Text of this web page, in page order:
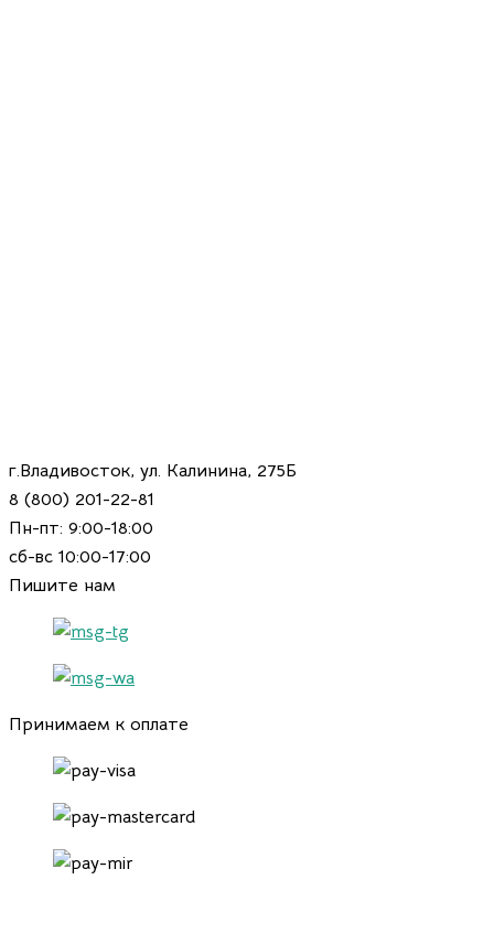
г.Владивосток, ул. Калинина, 275Б
8 (800) 201-22-81
Пн-пт: 9:00-18:00
сб-вс 10:00-17:00
Пишите нам
Принимаем к оплате